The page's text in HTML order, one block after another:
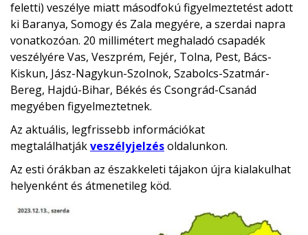
feletti) veszélye miatt másodfokú figyelmeztetést adott
ki Baranya, Somogy és Zala megyére, a szerdai napra
vonatkozóan. 20 millimétert meghaladó csapadék
veszélyére Vas, Veszprém, Fejér, Tolna, Pest, Bács-
Kiskun, Jász-Nagykun-Szolnok, Szabolcs-Szatmár-
Bereg, Hajdú-Bihar, Békés és Csongrád-Csanád
megyében figyelmeztetnek.
Az aktuális, legfrissebb információkat
megtalálhatjákveszélyjelzésoldalunkon.
Az esti órákban az északkeleti tájakon újra kialakulhat
helyenként és átmenetileg köd.